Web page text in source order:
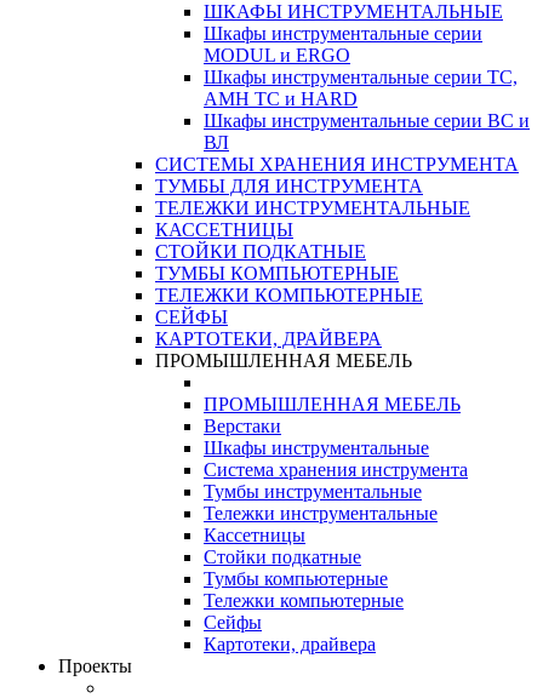
ШКАФЫ ИНСТРУМЕНТАЛЬНЫЕ
Шкафы инструментальные серии
MODUL и ERGO
Шкафы инструментальные серии ТС,
АМН ТС и HARD
Шкафы инструментальные серии ВС и
ВЛ
СИСТЕМЫ ХРАНЕНИЯ ИНСТРУМЕНТА
ТУМБЫ ДЛЯ ИНСТРУМЕНТА
ТЕЛЕЖКИ ИНСТРУМЕНТАЛЬНЫЕ
КАССЕТНИЦЫ
СТОЙКИ ПОДКАТНЫЕ
ТУМБЫ КОМПЬЮТЕРНЫЕ
ТЕЛЕЖКИ КОМПЬЮТЕРНЫЕ
СЕЙФЫ
КАРТОТЕКИ, ДРАЙВЕРА
ПРОМЫШЛЕННАЯ МЕБЕЛЬ
ПРОМЫШЛЕННАЯ МЕБЕЛЬ
Верстаки
Шкафы инструментальные
Система хранения инструмента
Тумбы инструментальные
Тележки инструментальные
Кассетницы
Стойки подкатные
Тумбы компьютерные
Тележки компьютерные
Сейфы
Картотеки, драйвера
Проекты